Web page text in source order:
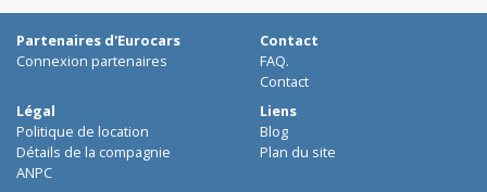
Galati
Suceava
Focsani
Targoviste
Ploiesti
Partenaires d'Eurocars
Connexion partenaires
Contact
FAQ.
Contact
Légal
Politique de location
Détails de la compagnie
ANPC
Liens
Blog
Plan du site